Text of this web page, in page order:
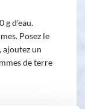
g d'eau.
Posez le
un
de terre